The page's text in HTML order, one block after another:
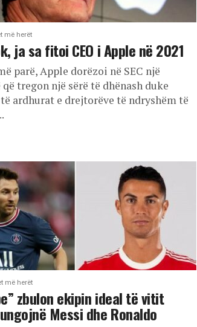
më herët
ja sa fitoi CEO i Apple në 2021
parë, Apple dorëzoi në SEC një
tregon një sërë të dhënash duke
ardhurat e drejtorëve të ndryshëm të
më herët
zbulon ekipin ideal të vitit
Messi dhe Ronaldo